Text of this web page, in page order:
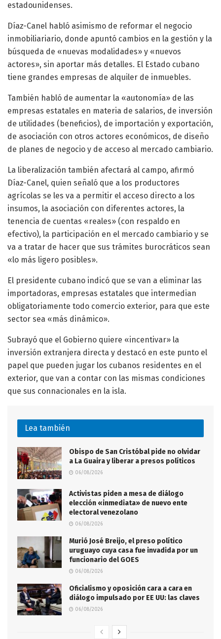
estadounidenses.
Díaz-Canel habló asimismo de reformar el negocio
inmobiliariario, donde apuntó cambios en la gestión y la
búsqueda de «nuevas modalidades» y «nuevos
actores», sin aportar más detalles. El Estado cubano
tiene grandes empresas de alquiler de inmuebles.
También habló de aumentar la «autonomía» de las
empresas estatales en materia de salarios, de inversión
de utilidades (beneficios), de importación y exportación,
de asociación con otros actores económicos, de diseño
de planes de negocio y de acceso al mercado cambiario.
La liberalización también afectará al campo, afirmó
Díaz-Canel, quien señaló que a los productores
agrícolas se les va a permitir el acceso directo a los
insumos, la asociación con diferentes actores, la
tenencia de cuentas «reales» (con respaldo en
efectivo), la participación en el mercado cambiario y se
va a tratar de hacer que sus trámites burocráticos sean
«lo más ligero posibles».
El presidente cubano indicó que se van a eliminar las
importadoras, empresas estatales que intermedian
obligatoriamente todo comercio exterior, para que este
sector sea «más dinámico».
Subrayó que el Gobierno quiere «incentivar» la
inversión extranjera directa y destacó en este punto el
papel que pueden jugar los cubanos residentes en el
exterior, que van a contar con las mismas condiciones
que sus connacionales en la isla.
Lea también
Obispo de San Cristóbal pide no olvidar
a La Guaira y liberar a presos políticos
06/08/2026
Activistas piden a mesa de diálogo
elección «inmediata» de nuevo ente
electoral venezolano
06/08/2026
Murió José Breijo, el preso político
uruguayo cuya casa fue invadida por un
funcionario del GOES
06/08/2026
Oficialismo y oposición cara a cara en
diálogo impulsado por EE UU: las claves
06/08/2026